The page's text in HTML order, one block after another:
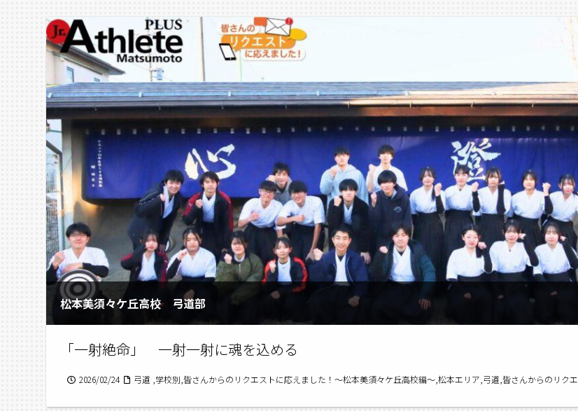
松本美須々ケ丘高校 弓道部
「一射絶命」 一射一射に魂を込める
2026/02/24 弓道 ,学校別,皆さんからのリクエストに応えました！〜松本美須々ケ丘高校編〜,松本エリア,弓道,皆さんからのリク